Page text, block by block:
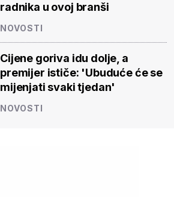
radnika u ovoj branši
NOVOSTI
Cijene goriva idu dolje, a
premijer ističe: 'Ubuduće će se
mijenjati svaki tjedan'
NOVOSTI